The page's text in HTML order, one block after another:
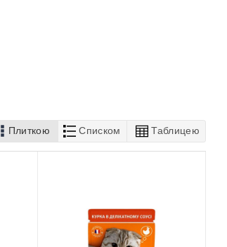
Плиткою Списком Таблицею